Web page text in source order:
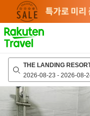
page
THE LANDING
2026-08-23 - 2026-08-